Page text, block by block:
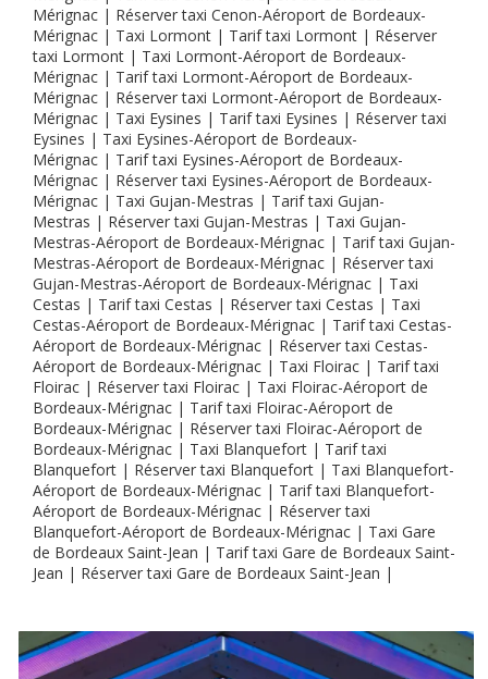
Mérignac | Réserver taxi Cenon-Aéroport de Bordeaux-
Mérignac | Taxi Lormont | Tarif taxi Lormont | Réserver
taxi Lormont | Taxi Lormont-Aéroport de Bordeaux-
Mérignac | Tarif taxi Lormont-Aéroport de Bordeaux-
Mérignac | Réserver taxi Lormont-Aéroport de Bordeaux-
Mérignac | Taxi Eysines | Tarif taxi Eysines | Réserver taxi
Eysines | Taxi Eysines-Aéroport de Bordeaux-
Mérignac | Tarif taxi Eysines-Aéroport de Bordeaux-
Mérignac | Réserver taxi Eysines-Aéroport de Bordeaux-
Mérignac | Taxi Gujan-Mestras | Tarif taxi Gujan-
Mestras | Réserver taxi Gujan-Mestras | Taxi Gujan-
Mestras-Aéroport de Bordeaux-Mérignac | Tarif taxi Gujan-
Mestras-Aéroport de Bordeaux-Mérignac | Réserver taxi
Gujan-Mestras-Aéroport de Bordeaux-Mérignac | Taxi
Cestas | Tarif taxi Cestas | Réserver taxi Cestas | Taxi
Cestas-Aéroport de Bordeaux-Mérignac | Tarif taxi Cestas-
Aéroport de Bordeaux-Mérignac | Réserver taxi Cestas-
Aéroport de Bordeaux-Mérignac | Taxi Floirac | Tarif taxi
Floirac | Réserver taxi Floirac | Taxi Floirac-Aéroport de
Bordeaux-Mérignac | Tarif taxi Floirac-Aéroport de
Bordeaux-Mérignac | Réserver taxi Floirac-Aéroport de
Bordeaux-Mérignac | Taxi Blanquefort | Tarif taxi
Blanquefort | Réserver taxi Blanquefort | Taxi Blanquefort-
Aéroport de Bordeaux-Mérignac | Tarif taxi Blanquefort-
Aéroport de Bordeaux-Mérignac | Réserver taxi
Blanquefort-Aéroport de Bordeaux-Mérignac | Taxi Gare
de Bordeaux Saint-Jean | Tarif taxi Gare de Bordeaux Saint-
Jean | Réserver taxi Gare de Bordeaux Saint-Jean |